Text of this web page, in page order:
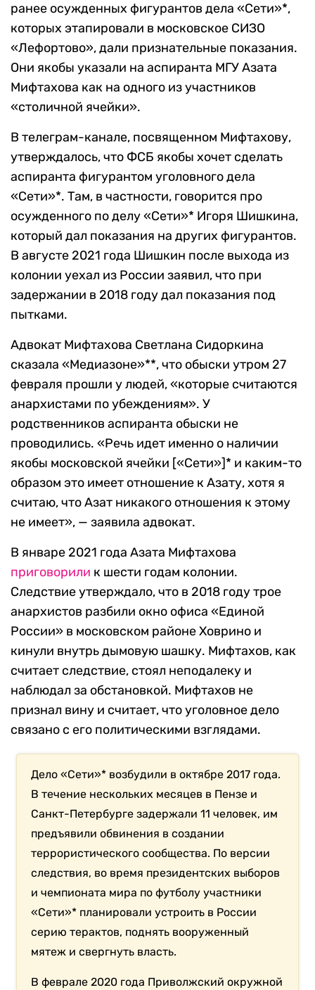
ранее осужденных фигурантов дела «Сети»*,
которых этапировали в московское СИЗО
«Лефортово», дали признательные показания.
Они якобы указали на аспиранта МГУ Азата
Мифтахова как на одного из участников
«столичной ячейки».
В телеграм-канале, посвященном Мифтахову,
утверждалось, что ФСБ якобы хочет сделать
аспиранта фигурантом уголовного дела
«Сети»*. Там, в частности, говорится про
осужденного по делу «Сети»* Игоря Шишкина,
который дал показания на других фигурантов.
В августе 2021 года Шишкин после выхода из
колонии уехал из России заявил, что при
задержании в 2018 году дал показания под
пытками.
Адвокат Мифтахова Светлана Сидоркина
сказала «Медиазоне»**, что обыски утром 27
февраля прошли у людей, «которые считаются
анархистами по убеждениям». У
родственников аспиранта обыски не
проводились. «Речь идет именно о наличии
якобы московской ячейки [«Сети»]* и каким-то
образом это имеет отношение к Азату, хотя я
считаю, что Азат никакого отношения к этому
не имеет», — заявила адвокат.
В январе 2021 года Азата Мифтахова
приговорили к шести годам колонии.
Следствие утверждало, что в 2018 году трое
анархистов разбили окно офиса «Единой
России» в московском районе Ховрино и
кинули внутрь дымовую шашку. Мифтахов, как
считает следствие, стоял неподалеку и
наблюдал за обстановкой. Мифтахов не
признал вину и считает, что уголовное дело
связано с его политическими взглядами.
Дело «Сети»* возбудили в октябре 2017 года.
В течение нескольких месяцев в Пензе и
Санкт-Петербурге задержали 11 человек, им
предъявили обвинения в создании
террористического сообщества. По версии
следствия, во время президентских выборов
и чемпионата мира по футболу участники
«Сети»* планировали устроить в России
серию терактов, поднять вооруженный
мятеж и свергнуть власть.
В феврале 2020 года Приволжский окружной